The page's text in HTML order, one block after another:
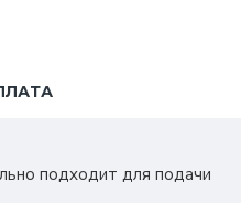
подходит для подачи